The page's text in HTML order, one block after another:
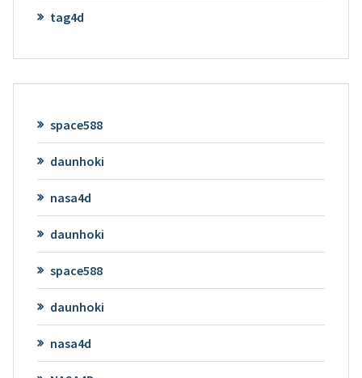
tag4d
space588
daunhoki
nasa4d
daunhoki
space588
daunhoki
nasa4d